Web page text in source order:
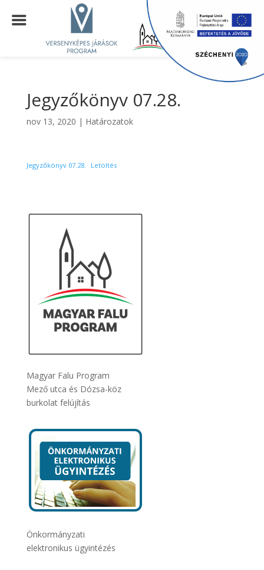
Jegyzőkönyv 07.28.
nov 13, 2020 | Határozatok
Jegyzőkönyv 07.28. Letöltés
Magyar Falu Program
Mező utca és Dózsa-köz
burkolat felújítás
Önkormányzati
elektronikus ügyintézés